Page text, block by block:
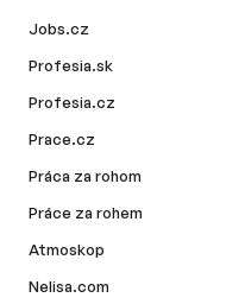
Jobs.cz
Profesia.sk
Profesia.cz
Prace.cz
Práca za rohom
Práce za rohem
Atmoskop
Nelisa.com